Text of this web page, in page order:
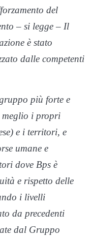
del
– si legge – Il
è stato
dalle competenti
più forte e
meglio i propri
e i territori, e
umane e
dove Bps è
e rispetto delle
i livelli
da precedenti
dal Gruppo